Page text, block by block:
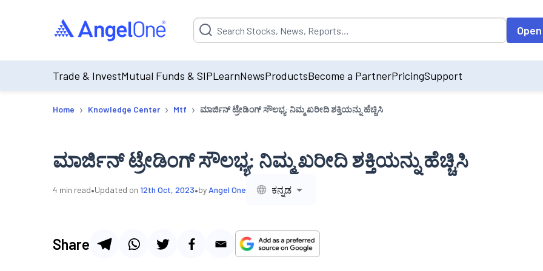
Suggestion will be populated by default on accessing the input field. On entering
Trade & InvestMutual Funds & SIPLearnNewsProductsBecome a PartnerPricingSupport
Home › Knowledge Center › Mtf › ಮಾರ್ಜಿನ್ ಟ್ರೇಡಿಂಗ್ ಸೌಲಭ್ಯ: ನಿಮ್ಮ ಖರೀದಿ ಶಕ್ತಿಯನ್ನು ಹೆಚ್ಚಿಸಿ
ಮಾರ್ಜಿನ್ ಟ್ರೇಡಿಂಗ್ ಸೌಲಭ್ಯ: ನಿಮ್ಮ ಖರೀದಿ ಶಕ್ತಿಯನ್ನು ಹೆಚ್ಚಿಸಿ
4 min read•Updated on 12th Oct, 2023•by Angel One ಕನ್ನಡ
Share